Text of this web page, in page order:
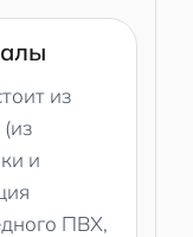
из
и
ПВХ,